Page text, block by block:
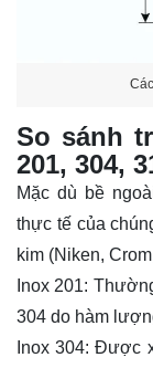
So sánh
201, 304,
Mặc dù bề
thực tế của
kim (Niken,
Inox 201:
304 do hàm
Inox 304: Được